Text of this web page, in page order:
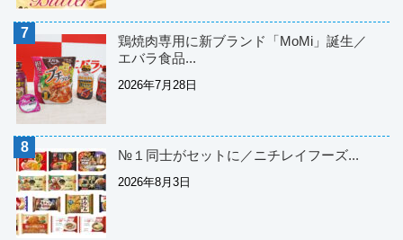
鶏焼肉専用に新ブランド「MoMi」誕生／
エバラ食品...
2026年7月28日
№１同士がセットに／ニチレイフーズ...
2026年8月3日